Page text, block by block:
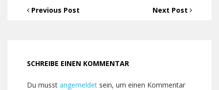
Previous Post Next Post
SCHREIBE EINEN KOMMENTAR
Du musst angemeldet sein, um einen Kommentar